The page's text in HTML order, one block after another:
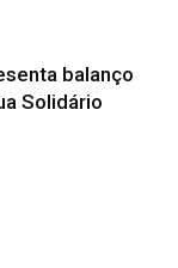
balanço
Solidário